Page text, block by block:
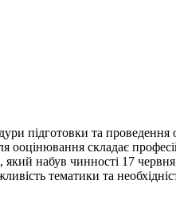
підготовки та
складає
який набув чинності 17
тематики та